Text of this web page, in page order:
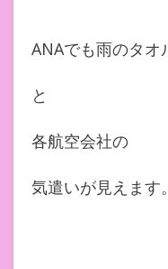
ANAでも雨のタオ
と
各航空会社の
気遣いが見えます。